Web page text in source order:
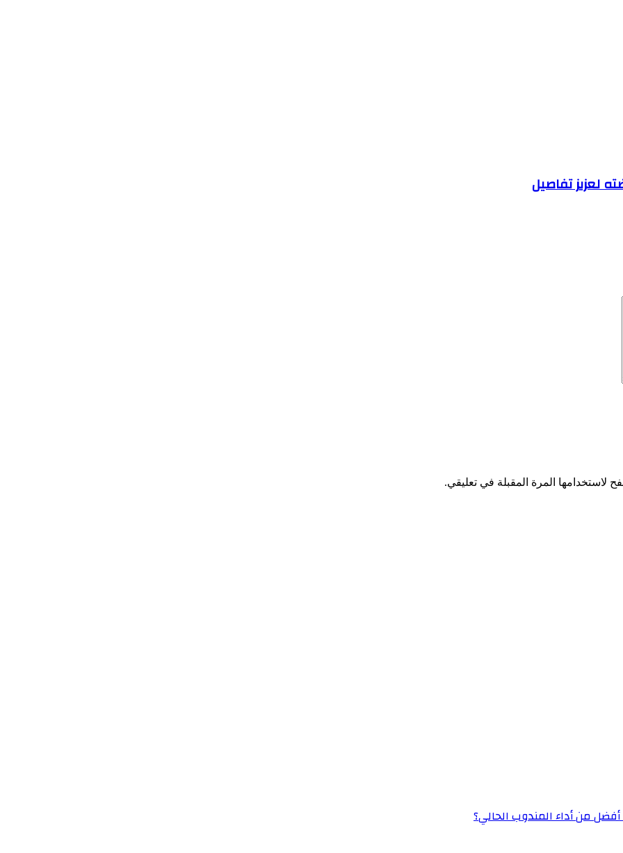
لعزيز تفاصيل
لاستخدامها المرة المقبلة في تعليقي.
أفضل من أداء المندوب الحالي؟